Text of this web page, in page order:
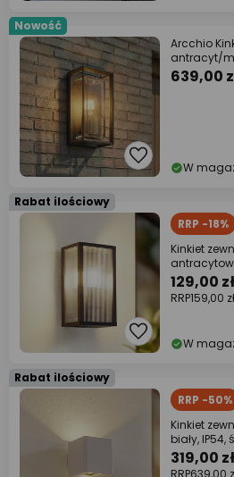
Nowość
Arcchio
antracyt/
639,00
W
Rabat ilościowy
RRP -18%
Kinkiet
129,00 zł
RRP159,00 zł
W
Rabat ilościowy
RRP -50%
Kinkiet
biały,
górę/w
319,00 zł
RRP639,00